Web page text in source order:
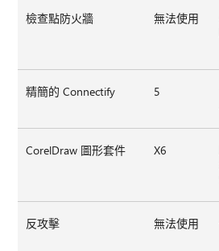
檢查點防火牆 無法使用
精簡的 Connectify 5
CorelDraw 圖形套件 X6
反攻擊 無法使用